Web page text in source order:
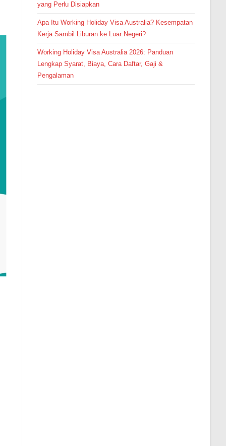
yang Perlu Disiapkan
Apa Itu Working Holiday Visa Australia? Kesempatan
Kerja Sambil Liburan ke Luar Negeri?
Working Holiday Visa Australia 2026: Panduan
Lengkap Syarat, Biaya, Cara Daftar, Gaji &
Pengalaman